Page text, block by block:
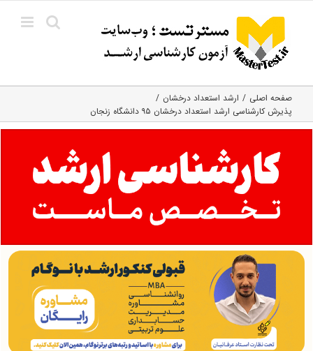
content
صفحه اصلی
ارشد استعداد درخشان
پذیرش کارشناسی ارشد استعداد درخشان ۹۵ دانشگاه زنجان